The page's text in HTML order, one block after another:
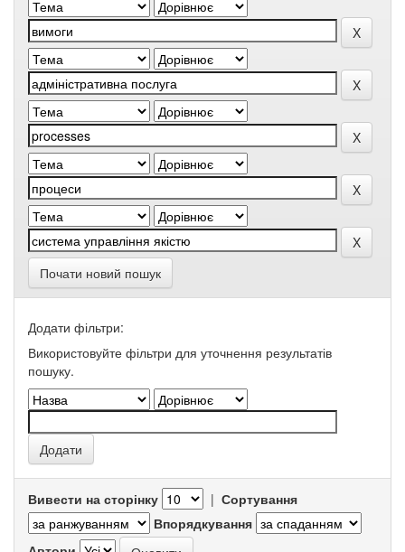
Почати новий пошук
Додати фільтри:
Використовуйте фільтри для уточнення результатів
пошуку.
Вивести на сторінку | Сортування
Впорядкування